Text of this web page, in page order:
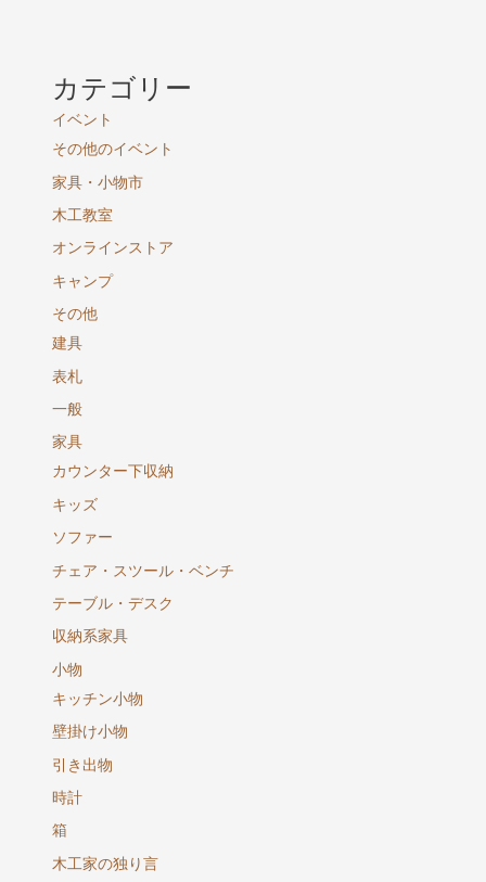
カテゴリー
イベント
その他のイベント
家具・小物市
木工教室
オンラインストア
キャンプ
その他
建具
表札
一般
家具
カウンター下収納
キッズ
ソファー
チェア・スツール・ベンチ
テーブル・デスク
収納系家具
小物
キッチン小物
壁掛け小物
引き出物
時計
箱
木工家の独り言